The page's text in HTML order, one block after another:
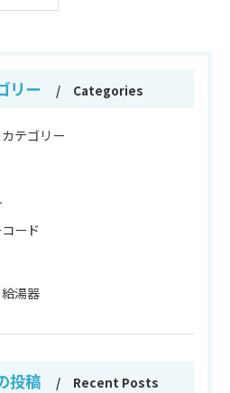
リー Categories
テゴリー
ード
湯器
投稿 Recent Posts